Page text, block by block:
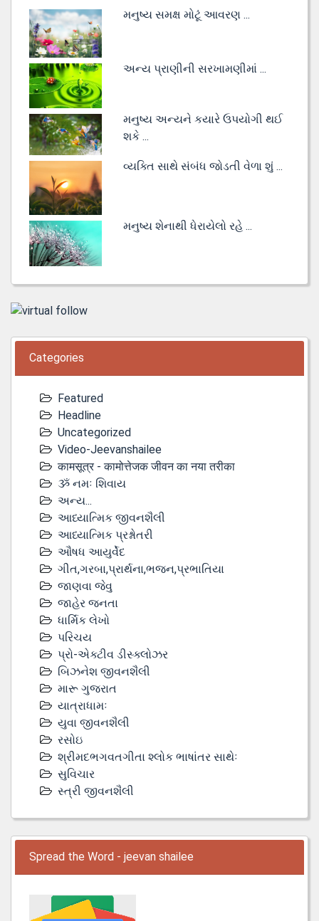
મનુષ્ય સમક્ષ મોટૂં આવરણ ...
અન્ય પ્રાણીની સરખામણીમાં ...
મનુષ્ય અન્યને કયારે ઉપયોગી થઈ
શકે ...
વ્યક્તિ સાથે સંબંધ જોડતી વેળા શું ...
મનુષ્ય શેનાથી ધેરાયેલો રહે ...
Categories
Featured
Headline
Uncategorized
Video-Jeevanshailee
कामसूत्र - कामोत्तेजक जीवन का नया तरीका
ૐ નમઃ શિવાય
અન્ય...
આધ્યાત્મિક જીવનશૈલી
આધ્યાત્મિક પ્રશ્નોતરી
ઔષધ આયુર્વેદ
ગીત,ગરબા,પ્રાર્થના,ભજન,પ્રભાતિયા
જાણવા જેવુ
જાહેર જનતા
ધાર્મિક લેખો
પરિચય
પ્રો-એક્ટીવ ડીસ્‍ક્લોઝર
બિઝનેશ જીવનશૈલી
મારૂ ગુજરાત
યાત્રાધામઃ
યુવા જીવનશૈલી
રસોઇ
શ્રીમદભગવતગીતા શ્લોક ભાષાંતર સાથેઃ
સુવિચાર
સ્ત્રી જીવનશૈલી
Spread the Word - jeevan shailee